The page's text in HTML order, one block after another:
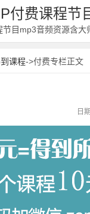
付费课程节
节目mp3音频资源含
课程->付费专栏正文
日